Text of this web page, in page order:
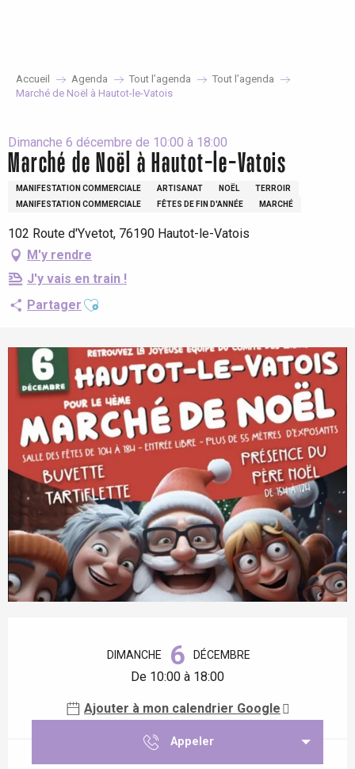
Accueil Agenda Tout l’agenda
Tout l’agenda
Marché de Noël à Hautot-le-Vatois
Dimanche 6 décembre de 10:00 à 18:00
Marché de Noël à Hautot-le-Vatois
MANIFESTATION COMMERCIALE ARTISANAT NOËL
TERROIR
MANIFESTATION COMMERCIALE
FÊTES DE FIN D'ANNÉE MARCHÉ
102 Route d'Yvetot, 76190 Hautot-le-Vatois
M'y rendre
J'y vais en train !
Partager Ajouter aux favoris
DIMANCHE 6 DÉCEMBRE
De 10:00 à 18:00
Ajouter à mon calendrier Google
Appeler